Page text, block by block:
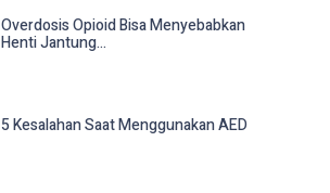
Overdosis Opioid Bisa Menyebabkan
Henti Jantung...
5 Kesalahan Saat Menggunakan AED